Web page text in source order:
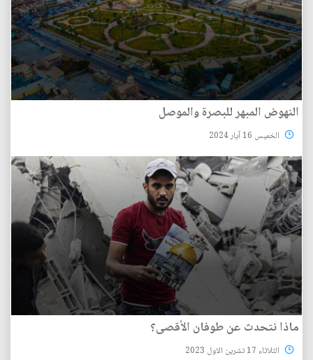
النهوض المبهر للبصرة والموصل
الخميس 16 آيار 2024
ماذا نتحدث عن طوفان الأقصى؟
الثلاثاء 17 تشرين الاول 2023